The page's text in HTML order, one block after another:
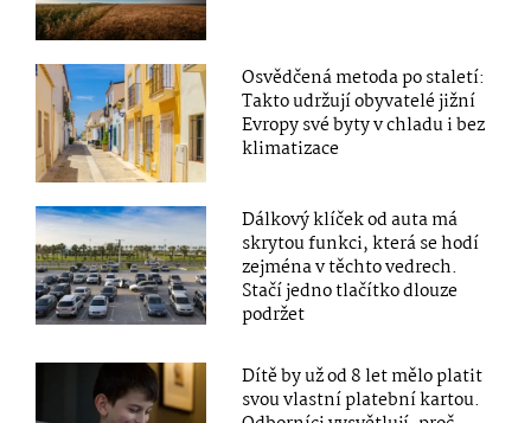
Osvědčená metoda po staletí:
Takto udržují obyvatelé jižní
Evropy své byty v chladu i bez
klimatizace
Dálkový klíček od auta má
skrytou funkci, která se hodí
zejména v těchto vedrech.
Stačí jedno tlačítko dlouze
podržet
Dítě by už od 8 let mělo platit
svou vlastní platební kartou.